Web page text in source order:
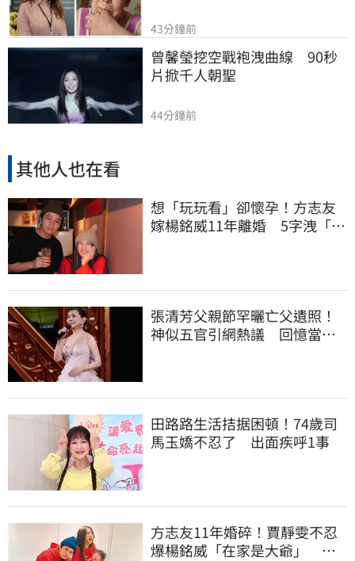
43分鐘前
曾馨瑩挖空戰袍洩曲線　90秒
片掀千人朝聖
44分鐘前
其他人也在看
想「玩玩看」卻懷孕！方志友
嫁楊銘威11年離婚 5字洩「分
張清芳父親節罕曬亡父遺照！
神似五官引網熱議 回憶當年
田路路生活拮据困頓！74歲司
馬玉嬌不忍了 出面疾呼1事
方志友11年婚碎！賈靜雯不忍
爆楊銘威「在家是大爺」 洩